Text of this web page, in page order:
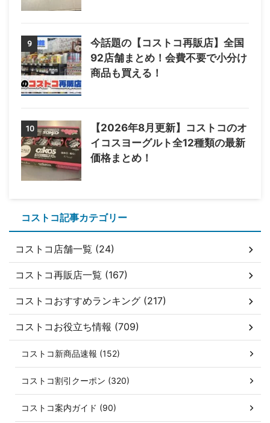
9
今話題の【コストコ再販店】全国
92店舗まとめ！会費不要で小分け
商品も買える！
10
【2026年8月更新】コストコのオ
イコスヨーグルト全12種類の最新
価格まとめ！
コストコ記事カテゴリー
コストコ店舗一覧 (24)
コストコ再販店一覧 (167)
コストコおすすめランキング (217)
コストコお役立ち情報 (709)
コストコ新商品速報 (152)
コストコ割引クーポン (320)
コストコ案内ガイド (90)